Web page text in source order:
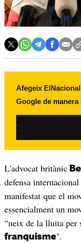
Afegeix
Google de
L'advocat britànic
defensa
manifestat que el
essencialment un
“neix de la lluita per
franquisme".